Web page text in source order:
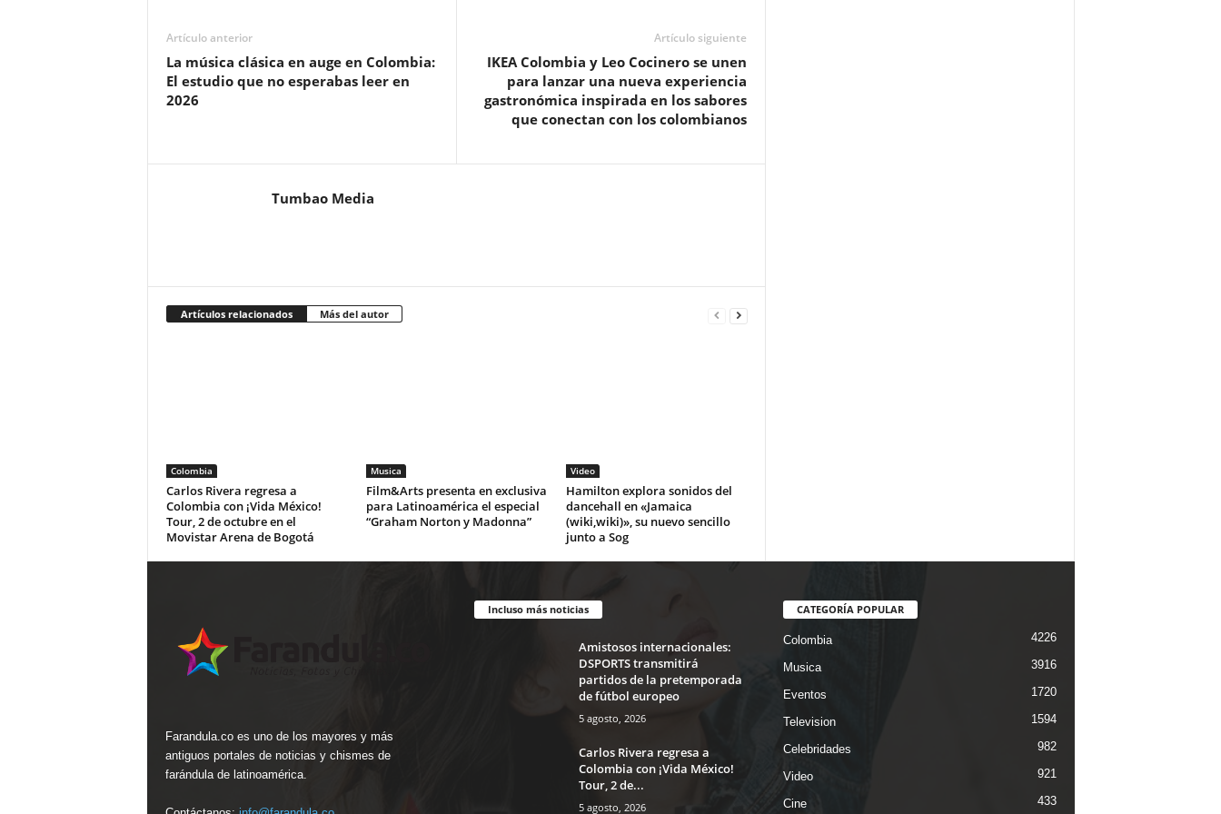
Artículo anterior
La música clásica en auge en Colombia:
El estudio que no esperabas leer en
2026
Artículo siguiente
IKEA Colombia y Leo Cocinero se unen
para lanzar una nueva experiencia
gastronómica inspirada en los sabores
que conectan con los colombianos
Tumbao Media
Artículos relacionados Más del autor
Colombia
Carlos Rivera regresa a
Colombia con ¡Vida México!
Tour, 2 de octubre en el
Movistar Arena de Bogotá
Musica
Film&Arts presenta en exclusiva
para Latinoamérica el especial
“Graham Norton y Madonna”
Video
Hamilton explora sonidos del
dancehall en «Jamaica
(wiki,wiki)», su nuevo sencillo
junto a Sog
Farandula.co es uno de los mayores y más
antiguos portales de noticias y chismes de
farándula de latinoamérica.
Incluso más noticias
Amistosos internacionales:
DSPORTS transmitirá
partidos de la pretemporada
de fútbol europeo
5 agosto, 2026
Carlos Rivera regresa a
Colombia con ¡Vida México!
Tour, 2 de...
5 agosto, 2026
CATEGORÍA POPULAR
Colombia 4226
Musica 3916
Eventos 1720
Television 1594
Celebridades 982
Video 921
Cine 433